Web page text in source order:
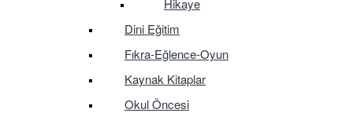
Dini Eğitim
Fıkra-Eğlence-Oyun
Kaynak Kitaplar
Okul Öncesi